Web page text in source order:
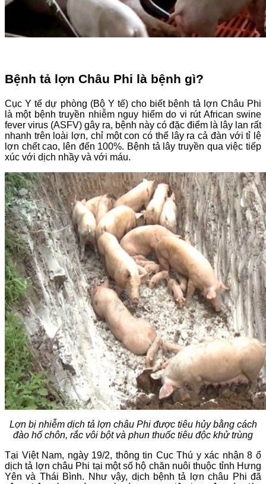
Bệnh tả lợn Châu Phi là bệnh gì?
Cục Y tế dự phòng (Bộ Y tế) cho biết bệnh tả lợn Châu Phi
là một bệnh truyền nhiễm nguy hiểm do vi rút African swine
fever virus (ASFV) gây ra, bệnh này có đặc điểm là lây lan rất
nhanh trên loài lợn, chỉ một con có thể lây ra cả đàn với tỉ lệ
lợn chết cao, lên đến 100%. Bệnh tả lây truyền qua việc tiếp
xúc với dịch nhầy và với máu.
Lợn bị nhiễm dịch tả lợn châu Phi được tiêu hủy bằng cách
đào hố chôn, rắc vôi bột và phun thuốc tiêu độc khử trùng
Tại Việt Nam, ngày 19/2, thông tin Cục Thú y xác nhận 8 ổ
dịch tả lợn châu Phi tại một số hộ chăn nuôi thuộc tỉnh Hưng
Yên và Thái Bình. Như vậy, dịch bệnh tả lợn châu Phi đã